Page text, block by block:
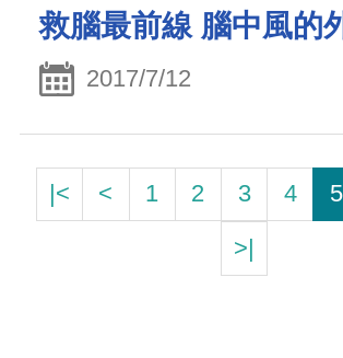
救腦最前線 腦中風的
2017/7/12
|< < 1 2 3 4 5
>|